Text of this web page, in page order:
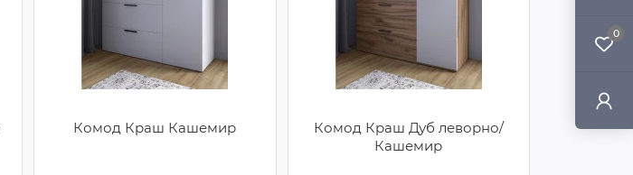
0
Комод Краш Кашемир
Комод Краш Дуб леворно/
Кашемир